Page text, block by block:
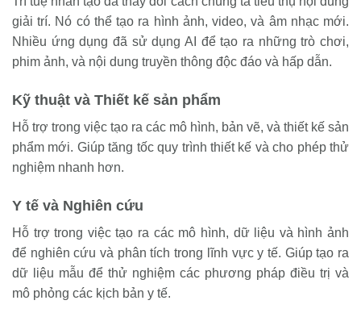
giải trí. Nó có thể tạo ra hình ảnh, video, và âm nhạc mới.
Nhiều ứng dụng đã sử dụng AI để tạo ra những trò chơi,
phim ảnh, và nội dung truyền thông độc đáo và hấp dẫn.
Kỹ thuật và Thiết kế sản phẩm
Hỗ trợ trong việc tạo ra các mô hình, bản vẽ, và thiết kế sản
phẩm mới. Giúp tăng tốc quy trình thiết kế và cho phép thử
nghiệm nhanh hơn.
Y tế và Nghiên cứu
Hỗ trợ trong việc tạo ra các mô hình, dữ liệu và hình ảnh
để nghiên cứu và phân tích trong lĩnh vực y tế. Giúp tạo ra
dữ liệu mẫu để thử nghiệm các phương pháp điều trị và
mô phỏng các kịch bản y tế.